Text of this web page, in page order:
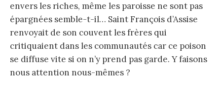
envers les riches, même les paroisse ne sont pas
épargnées semble-t-il… Saint François d’Assise
renvoyait de son couvent les frères qui
critiquaient dans les communautés car ce poison
se diffuse vite si on n’y prend pas garde. Y faisons
nous attention nous-mêmes ?